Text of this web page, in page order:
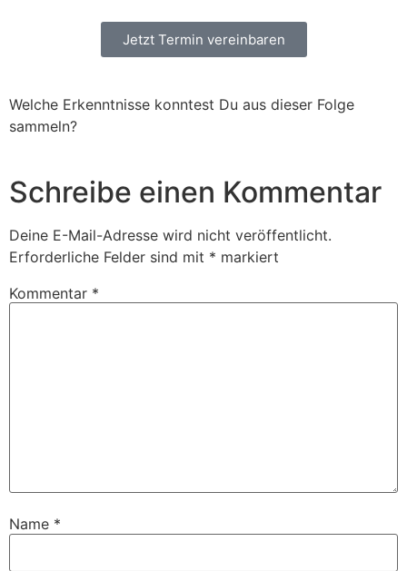
Jetzt Termin vereinbaren
Welche Erkenntnisse konntest Du aus dieser Folge
sammeln?
Schreibe einen Kommentar
Deine E-Mail-Adresse wird nicht veröffentlicht.
Erforderliche Felder sind mit * markiert
Kommentar *
Name *